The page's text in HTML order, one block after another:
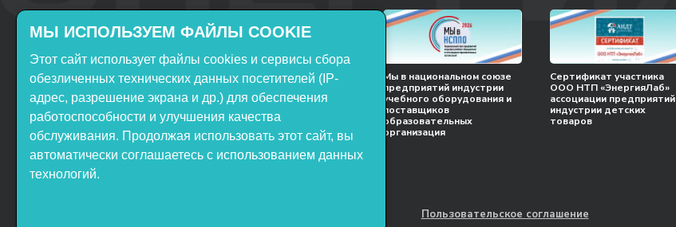
Включён в реестр
Продукция НТП
«ЭнергияЛаб» включена в
реестр Минпромторга РФ
Мы в национальном союзе
предприятий индустрии
учебного оборудования и
поставщиков
образовательных
организация
Сертификат участника
ООО НТП «ЭнергияЛаб»
ассоциации предприятий
индустрии детских
товаров
Пользовательское соглашение
МЫ ИСПОЛЬЗУЕМ ФАЙЛЫ COOKIE
Этот сайт использует файлы cookies и сервисы сбора
обезличенных технических данных посетителей (IP-
адрес, разрешение экрана и др.) для обеспечения
работоспособности и улучшения качества
обслуживания. Продолжая использовать этот сайт, вы
автоматически соглашаетесь с использованием данных
технологий.